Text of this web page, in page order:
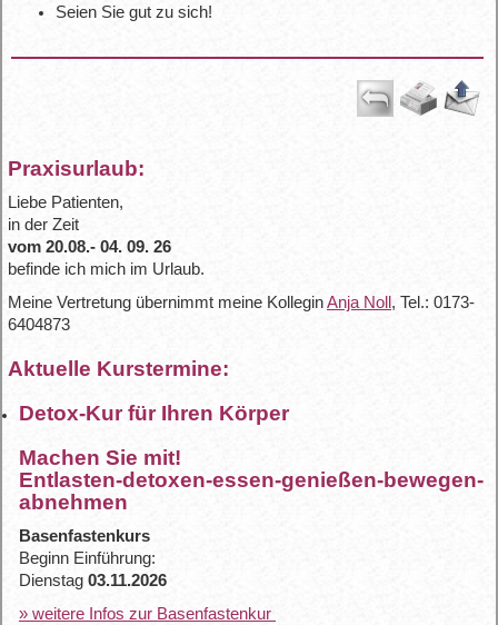
Seien Sie gut zu sich!
Praxisurlaub:
Liebe Patienten,
in der Zeit
vom 20.08.- 04. 09. 26
befinde ich mich im Urlaub.
Meine Vertretung übernimmt meine KolleginAnja Noll , Tel.: 0173-
6404873
Aktuelle Kurstermine:
Detox-Kur für Ihren Körper
Machen Sie mit!
Entlasten-detoxen-essen-genießen-bewegen-
abnehmen
Basenfastenkurs
Beginn Einführung:
Dienstag 03.11.2026
» weitere Infos zur Basenfastenkur